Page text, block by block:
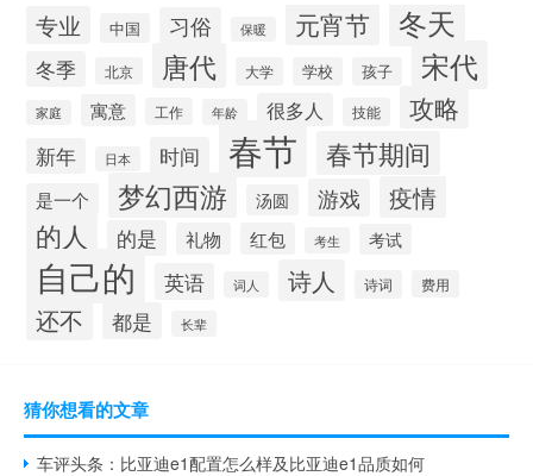
专业 中国 习俗 保暖 元宵节 冬天
冬季 北京 唐代 大学 学校 孩子 宋代
家庭 寓意 工作 年龄 很多人 技能 攻略
新年 日本 时间 春节 春节期间
是一个 梦幻西游 汤圆 游戏 疫情
的人 的是 礼物 红包 考生 考试
自己的 英语 词人 诗人 诗词 费用
还不 都是 长辈
猜你想看的文章
车评头条：比亚迪e1配置怎么样及比亚迪e1品质如何